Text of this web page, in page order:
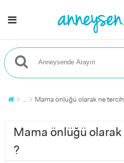
... Mama önlüğü olarak ne
Mama önlüğü
?